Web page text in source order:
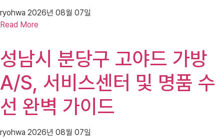
ryohwa 2026년 08월 07일
Read More
성남시 분당구 고야드 가방
A/S, 서비스센터 및 명품 수
선 완벽 가이드
ryohwa 2026년 08월 07일